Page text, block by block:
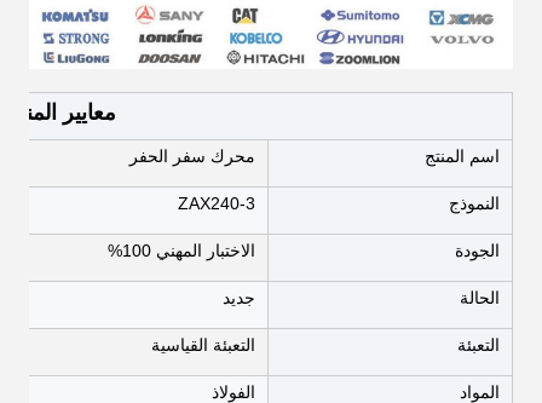
معايير المنتج
اسم المنتج محرك سفر الحفر
النموذج ZAX240-3
الجودة الاختبار المهني 100%
الحالة جديد
التعبئة التعبئة القياسية
المواد الفولاذ